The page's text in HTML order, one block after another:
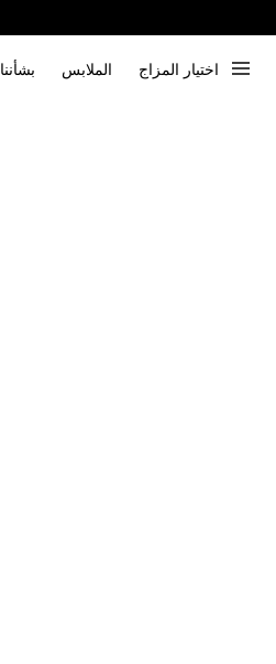
اختيار المزاج الملابس بشأننا